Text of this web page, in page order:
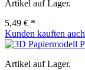
Artikel auf Lager.
5,49 € *
Kunden kauften auch
Artikel auf Lager.